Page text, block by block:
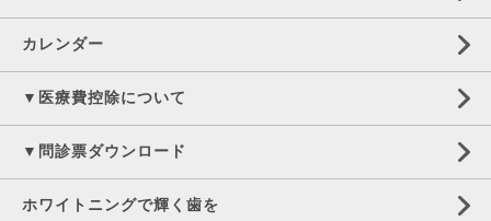
カレンダー
▼医療費控除について
▼問診票ダウンロード
ホワイトニングで輝く歯を